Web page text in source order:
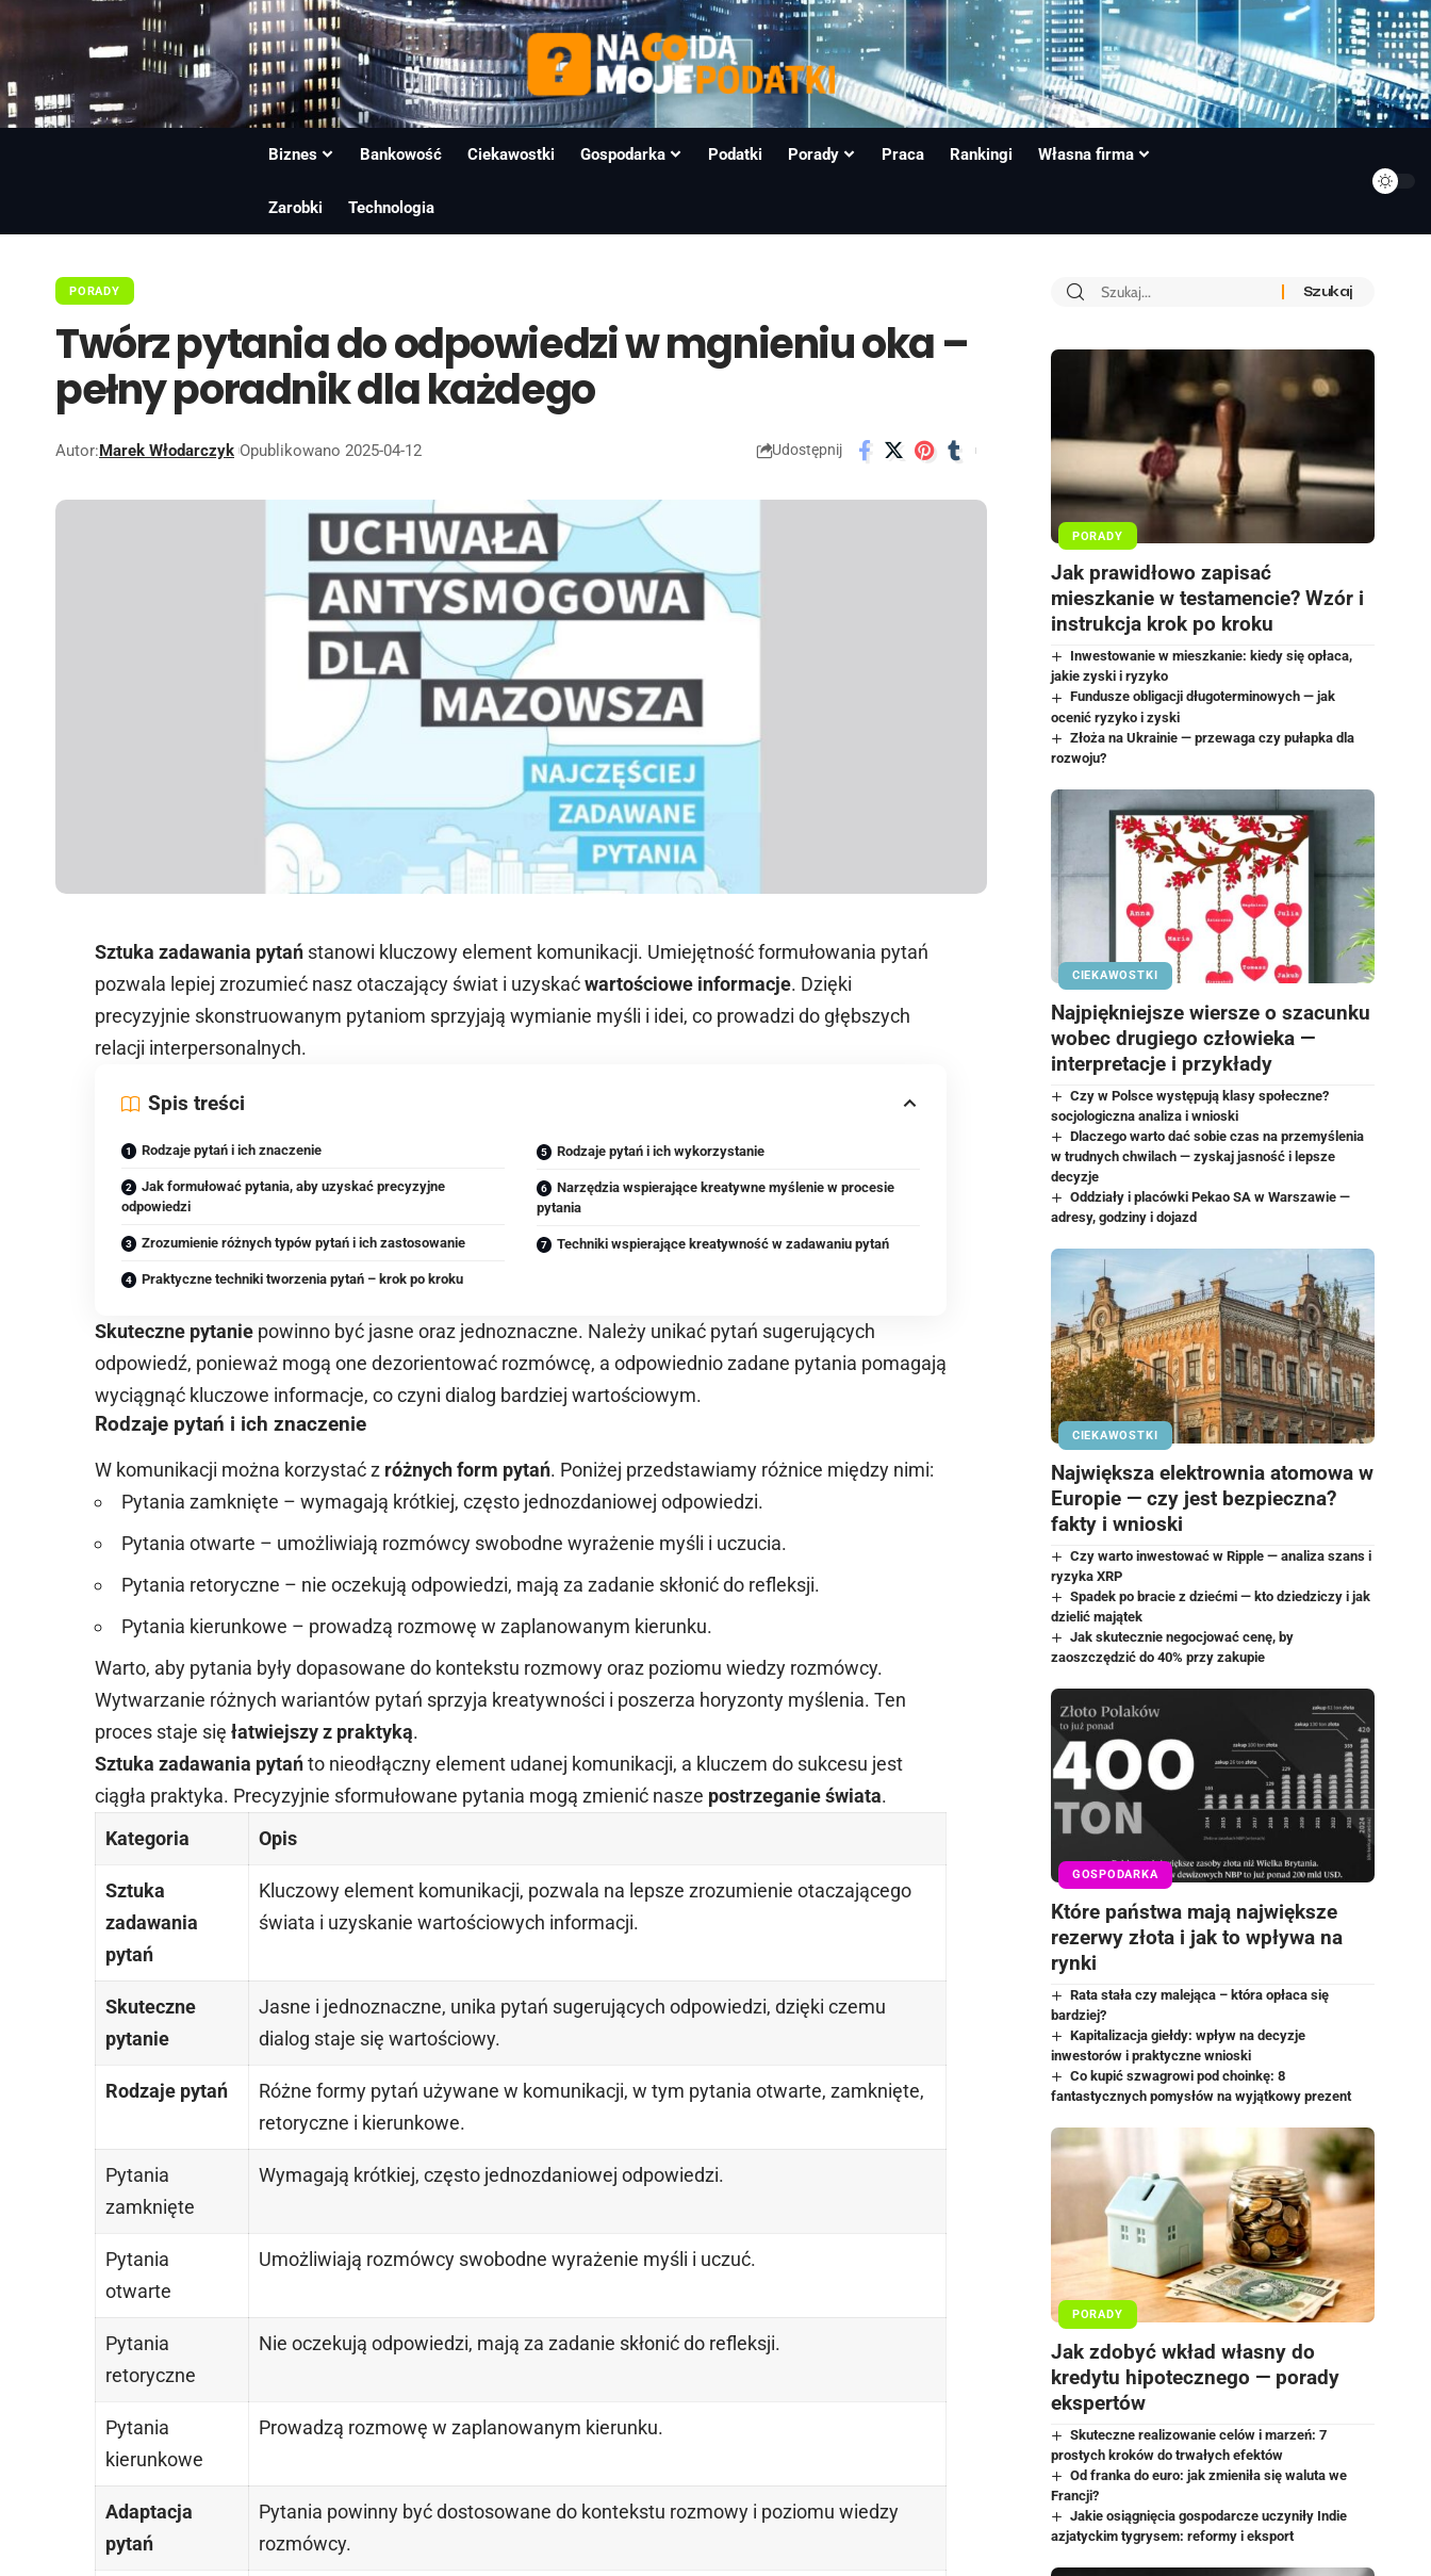
Biznes Bankowość Ciekawostki Gospodarka Podatki Porady Praca Rankingi Własna firma
Zarobki Technologia
PORADY
Twórz pytania do odpowiedzi w mgnieniu oka –
pełny poradnik dla każdego
Autor:Marek Włodarczyk Opublikowano 2025-04-12 Udostępnij
Sztuka zadawania pytań stanowi kluczowy element komunikacji. Umiejętność formułowania pytań
pozwala lepiej zrozumieć nasz otaczający świat i uzyskaćwartościowe informacje. Dzięki
precyzyjnie skonstruowanym pytaniom sprzyjają wymianie myśli i idei, co prowadzi do głębszych
relacji interpersonalnych.
Spis treści
Rodzaje pytań i ich znaczenie
Jak formułować pytania, aby uzyskać precyzyjne
odpowiedzi
Zrozumienie różnych typów pytań i ich zastosowanie
Praktyczne techniki tworzenia pytań – krok po kroku
Rodzaje pytań i ich wykorzystanie
Narzędzia wspierające kreatywne myślenie w procesie
pytania
Techniki wspierające kreatywność w zadawaniu pytań
Skuteczne pytanie powinno być jasne oraz jednoznaczne. Należy unikać pytań sugerujących
odpowiedź, ponieważ mogą one dezorientować rozmówcę, a odpowiednio zadane pytania pomagają
wyciągnąć kluczowe informacje, co czyni dialog bardziej wartościowym.
Rodzaje pytań i ich znaczenie
W komunikacji można korzystać z różnych form pytań. Poniżej przedstawiamy różnice między nimi:
Pytania zamknięte – wymagają krótkiej, często jednozdaniowej odpowiedzi.
Pytania otwarte – umożliwiają rozmówcy swobodne wyrażenie myśli i uczucia.
Pytania retoryczne – nie oczekują odpowiedzi, mają za zadanie skłonić do refleksji.
Pytania kierunkowe – prowadzą rozmowę w zaplanowanym kierunku.
Warto, aby pytania były dopasowane do kontekstu rozmowy oraz poziomu wiedzy rozmówcy.
Wytwarzanie różnych wariantów pytań sprzyja kreatywności i poszerza horyzonty myślenia. Ten
proces staje sięłatwiejszy z praktyką.
Sztuka zadawania pytańto nieodłączny element udanej komunikacji, a kluczem do sukcesu jest
ciągła praktyka. Precyzyjnie sformułowane pytania mogą zmienić nasze postrzeganie świata.
Kategoria
Opis
Sztuka
zadawania
pytań
Kluczowy element komunikacji, pozwala na lepsze zrozumienie otaczającego
świata i uzyskanie wartościowych informacji.
Skuteczne
pytanie
Jasne i jednoznaczne, unika pytań sugerujących odpowiedzi, dzięki czemu
dialog staje się wartościowy.
Rodzaje pytań
Różne formy pytań używane w komunikacji, w tym pytania otwarte, zamknięte,
retoryczne i kierunkowe.
Pytania
zamknięte
Wymagają krótkiej, często jednozdaniowej odpowiedzi.
Pytania
otwarte
Umożliwiają rozmówcy swobodne wyrażenie myśli i uczuć.
Pytania
retoryczne
Nie oczekują odpowiedzi, mają za zadanie skłonić do refleksji.
Pytania
kierunkowe
Prowadzą rozmowę w zaplanowanym kierunku.
Adaptacja
pytań
Pytania powinny być dostosowane do kontekstu rozmowy i poziomu wiedzy
rozmówcy.
PORADY
Jak prawidłowo zapisać
mieszkanie w testamencie? Wzór i
instrukcja krok po kroku
Inwestowanie w mieszkanie: kiedy się opłaca,
jakie zyski i ryzyko
Fundusze obligacji długoterminowych — jak
ocenić ryzyko i zyski
Złoża na Ukrainie — przewaga czy pułapka dla
rozwoju?
CIEKAWOSTKI
Najpiękniejsze wiersze o szacunku
wobec drugiego człowieka —
interpretacje i przykłady
Czy w Polsce występują klasy społeczne?
socjologiczna analiza i wnioski
Dlaczego warto dać sobie czas na przemyślenia
w trudnych chwilach — zyskaj jasność i lepsze
decyzje
Oddziały i placówki Pekao SA w Warszawie —
adresy, godziny i dojazd
CIEKAWOSTKI
Największa elektrownia atomowa w
Europie — czy jest bezpieczna?
fakty i wnioski
Czy warto inwestować w Ripple — analiza szans i
ryzyka XRP
Spadek po bracie z dziećmi — kto dziedziczy i jak
dzielić majątek
Jak skutecznie negocjować cenę, by
zaoszczędzić do 40% przy zakupie
GOSPODARKA
Które państwa mają największe
rezerwy złota i jak to wpływa na
rynki
Rata stała czy malejąca – która opłaca się
bardziej?
Kapitalizacja giełdy: wpływ na decyzje
inwestorów i praktyczne wnioski
Co kupić szwagrowi pod choinkę: 8
fantastycznych pomysłów na wyjątkowy prezent
PORADY
Jak zdobyć wkład własny do
kredytu hipotecznego — porady
ekspertów
Skuteczne realizowanie celów i marzeń: 7
prostych kroków do trwałych efektów
Od franka do euro: jak zmieniła się waluta we
Francji?
Jakie osiągnięcia gospodarcze uczyniły Indie
azjatyckim tygrysem: reformy i eksport